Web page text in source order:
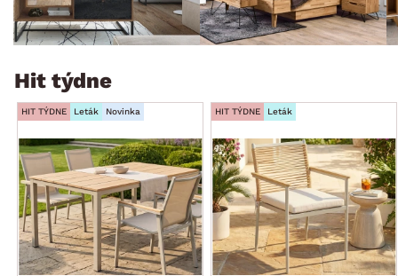
Hit týdne
HIT TÝDNE Leták Novinka HIT TÝDNE Leták